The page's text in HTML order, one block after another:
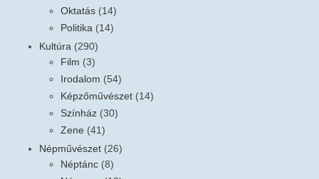
Oktatás (14)
Politika (14)
Kultúra (290)
Film (3)
Irodalom (54)
Képzőművészet (14)
Színház (30)
Zene (41)
Népművészet (26)
Néptánc (8)